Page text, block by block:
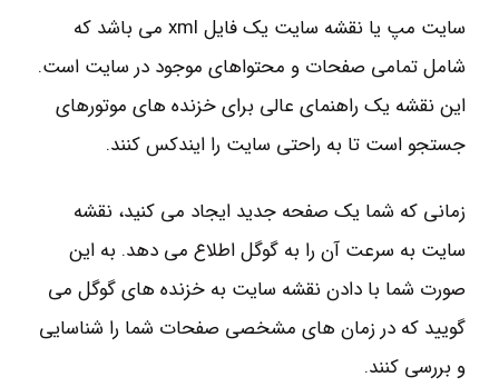
سایت مپ یا نقشه سایت یک فایل xml می باشد که
شامل تمامی صفحات و محتواهای موجود در سایت است.
این نقشه یک راهنمای عالی برای خزنده های موتورهای
جستجو است تا به راحتی سایت را ایندکس کنند.
زمانی که شما یک صفحه جدید ایجاد می کنید، نقشه
سایت به سرعت آن را به گوگل اطلاع می دهد. به این
صورت شما با دادن نقشه سایت به خزنده های گوگل می
گویید که در زمان های مشخصی صفحات شما را شناسایی
و بررسی کنند.